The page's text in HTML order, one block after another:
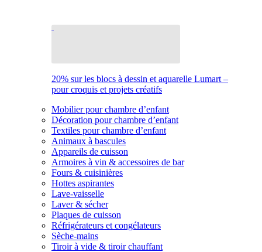
20% sur les blocs à dessin et aquarelle Lumart –
pour croquis et projets créatifs
Mobilier pour chambre d’enfant
Décoration pour chambre d’enfant
Textiles pour chambre d’enfant
Animaux à bascules
Appareils de cuisson
Armoires à vin & accessoires de bar
Fours & cuisinières
Hottes aspirantes
Lave-vaisselle
Laver & sécher
Plaques de cuisson
Réfrigérateurs et congélateurs
Sèche-mains
Tiroir à vide & tiroir chauffant